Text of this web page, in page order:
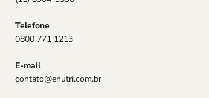
Telefone
0800 771 1213
E-mail
contato@enutri.com.br